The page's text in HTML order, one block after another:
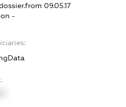
09.05.17
-